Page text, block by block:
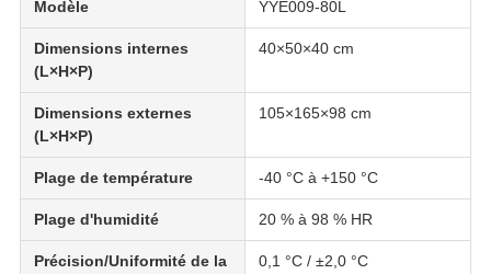
Modèle YYE009-80L
Dimensions internes
(L×H×P)
40×50×40 cm
Dimensions externes
(L×H×P)
105×165×98 cm
Plage de température -40 °C à +150 °C
Plage d'humidité 20 % à 98 % HR
Précision/Uniformité de la
0,1 °C / ±2,0 °C